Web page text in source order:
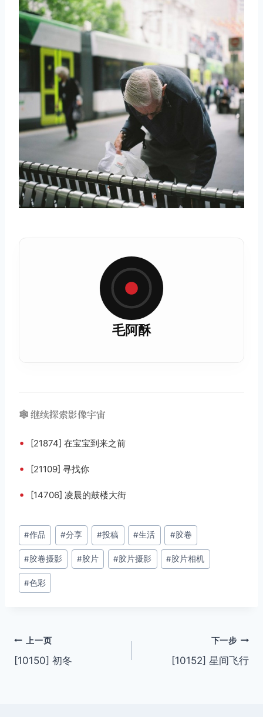
毛阿酥
🕸️ 继续探索影像宇宙
• [21874] 在宝宝到来之前
• [21109] 寻找你
• [14706] 凌晨的鼓楼大街
文
章
标
签：
#作品 #分享 #投稿 #生活 #胶卷
#胶卷摄影 #胶片 #胶片摄影 #胶片相机
#色彩
文
章
上一页
[10150] 初冬
下一步
[10152] 星间飞行